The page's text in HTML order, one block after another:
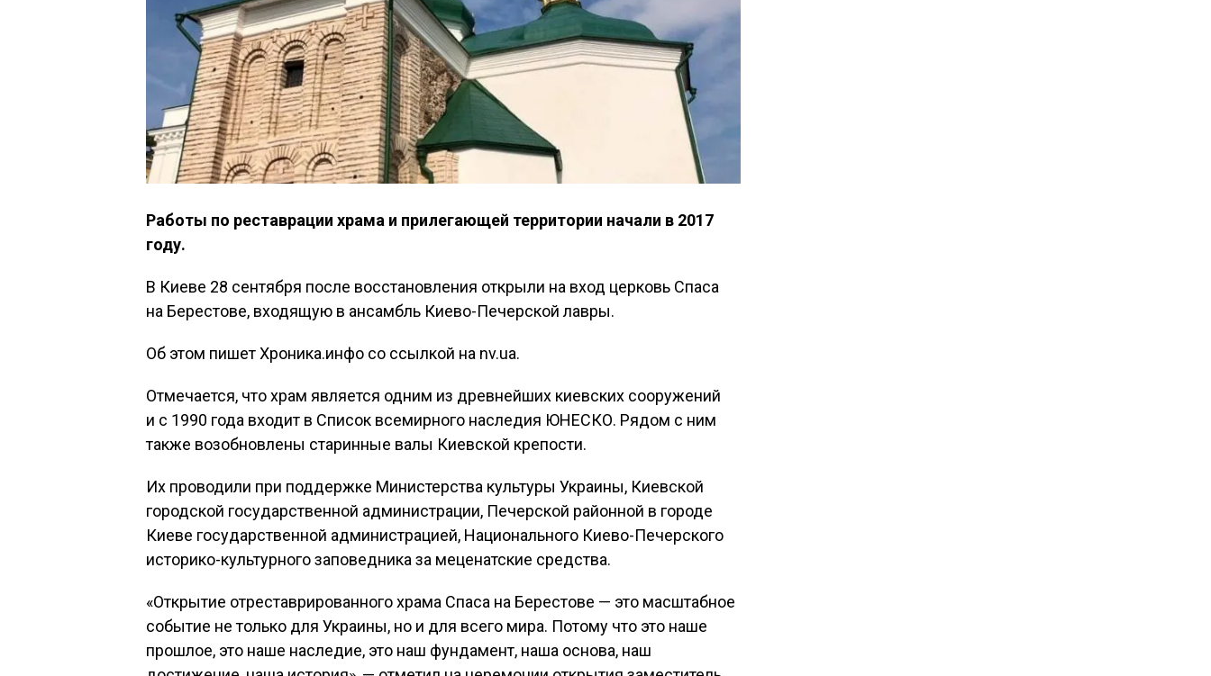
Работы по реставрации храма и прилегающей территории начали в 2017
году.
В Киеве 28 сентября после восстановления открыли на вход церковь Спаса
на Берестове, входящую в ансамбль Киево-Печерской лавры.
Об этом пишет Хроника.инфо со ссылкой на nv.ua.
Отмечается, что храм является одним из древнейших киевских сооружений
и с 1990 года входит в Список всемирного наследия ЮНЕСКО. Рядом с ним
также возобновлены старинные валы Киевской крепости.
Их проводили при поддержке Министерства культуры Украины, Киевской
городской государственной администрации, Печерской районной в городе
Киеве государственной администрацией, Национального Киево-Печерского
историко-культурного заповедника за меценатские средства.
«Открытие отреставрированного храма Спаса на Берестове — это масштабное
событие не только для Украины, но и для всего мира. Потому что это наше
прошлое, это наше наследие, это наш фундамент, наша основа, наш